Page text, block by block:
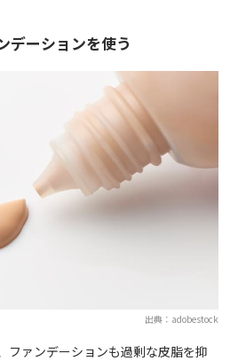
デーションを使う
出典：adobestock
ファンデーションも過剰な皮脂を抑